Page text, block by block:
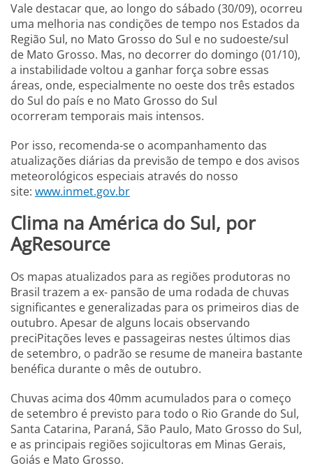
Vale destacar que, ao longo do sábado (30/09), ocorreu
uma melhoria nas condições de tempo nos Estados da
Região Sul, no Mato Grosso do Sul e no sudoeste/sul
de Mato Grosso. Mas, no decorrer do domingo (01/10),
a instabilidade voltou a ganhar força sobre essas
áreas, onde, especialmente no oeste dos três estados
do Sul do país e no Mato Grosso do Sul
ocorreram temporais mais intensos.
Por isso, recomenda-se o acompanhamento das
atualizações diárias da previsão de tempo e dos avisos
meteorológicos especiais através do nosso
site: www.inmet.gov.br
Clima na América do Sul, por
AgResource
Os mapas atualizados para as regiões produtoras no
Brasil trazem a ex- pansão de uma rodada de chuvas
significantes e generalizadas para os primeiros dias de
outubro. Apesar de alguns locais observando
preciPitações leves e passageiras nestes últimos dias
de setembro, o padrão se resume de maneira bastante
benéfica durante o mês de outubro.
Chuvas acima dos 40mm acumulados para o começo
de setembro é previsto para todo o Rio Grande do Sul,
Santa Catarina, Paraná, São Paulo, Mato Grosso do Sul,
e as principais regiões sojicultoras em Minas Gerais,
Goiás e Mato Grosso.